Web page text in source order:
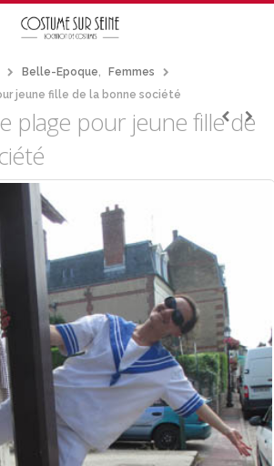
Belle-Epoque,
Femmes
jeune fille de la bonne société
plage pour jeune fille de